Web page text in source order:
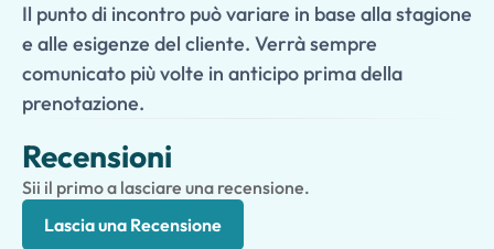
Il punto di incontro può variare in base alla stagione
e alle esigenze del cliente. Verrà sempre
comunicato più volte in anticipo prima della
prenotazione.
Recensioni
Sii il primo a lasciare una recensione.
Lascia una Recensione